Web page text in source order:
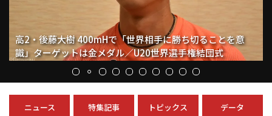
最速女王は吉永優衣！「完全に2着だと思った」も11秒57
で熱戦制覇「100mHでは絶対に高校新で優勝を」／滋賀IH
高2・後藤大樹 400mHで「世界相手に勝ち切ることを意
識」ターゲットは金メダル／U20世界選手権結団式
【高校生FOCUS】男子短距離・井手友郎（済美高）U20世
界選手権代表選出 狙うはファイナリスト！
【学生長距離Close-upインタビュー】主力へと成長した國
學院大・髙石樹 「三大駅伝全部で結果を残す走りを」
高島由香がユニクロへ加入！10000mで五輪2度出場「一日
でも早くチームに貢献を」
男子5000mは青木涼真が日本人トップ 800m塩見綾乃サー
ドベスト 1500m川口峻太朗はU20歴代3位／ホクレンDC士
月刊陸上競技2026年8月号
落合晃が1000m2分15秒24の日本新！ 初参戦のDLで7位入
賞 優勝のワニョニイは世界新／DLモナコ
出雲駅伝の出場22チームが決定！ 関東は箱根シードの10
校 京産大が30回目 金沢学大は初の全国大会
【“陸女”インタビュー】俳優として活躍する椿原愛さん 走
高跳でインターハイや国体に出場！「考え方や周囲への感
謝」を学んだ陸上部時代
ニュース 特集記事 トピックス データ